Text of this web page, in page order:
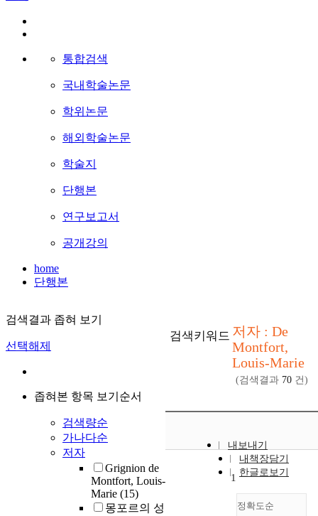
통합검색
국내학술논문
학위논문
해외학술논문
학술지
단행본
연구보고서
공개강의
home
단행본
검색결과 좁혀 보기
선택해제
좁혀본 항목 보기순서
검색량순
가나다순
저자
Grignion de
Montfort, Louis-
Marie (15)
몽포르의 성
검색키워드 저자 : De
Montfort,
Louis-Marie
(검색결과 70 건)
내보내기
내책장담기
한글로보기
정확도순
1